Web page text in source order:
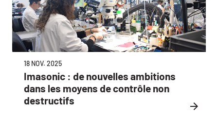
18 NOV. 2025
Imasonic : de nouvelles ambitions
dans les moyens de contrôle non
destructifs